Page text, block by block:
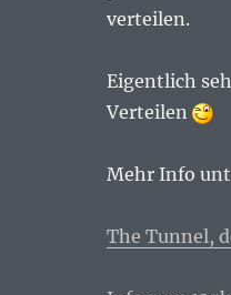
verteilen.
Eigentlich
Verteilen
Mehr Info
The Tunnel,